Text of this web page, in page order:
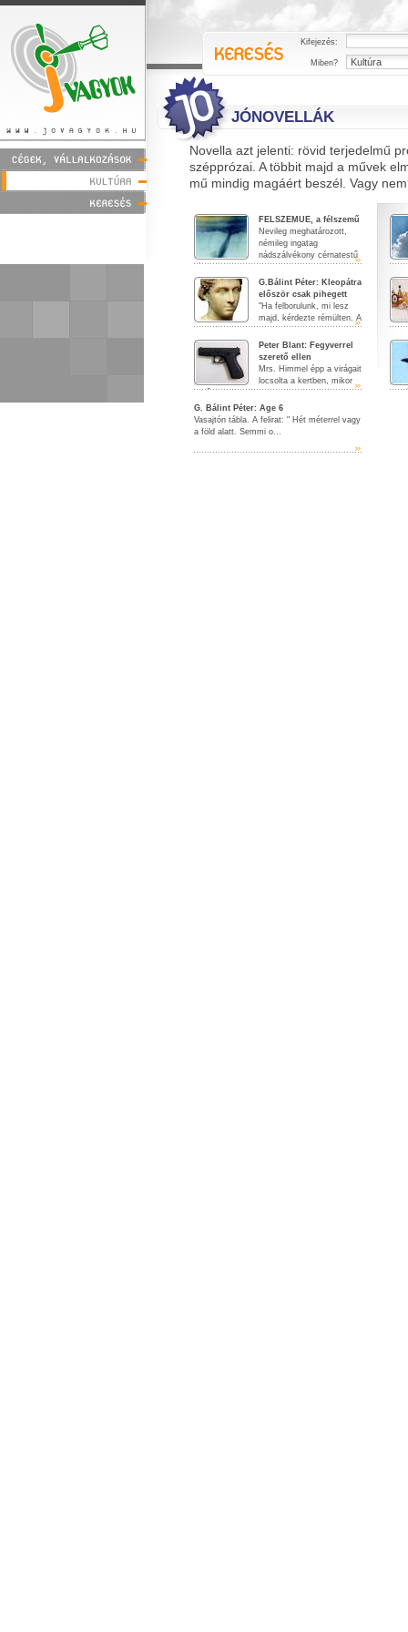
Kifejezés:
Miben?
JÓNOVELLÁK
Novella azt jelenti: rövid terjedelmű
szépprózai. A többit majd a művek
mű mindig magáért beszél. Vagy
FELSZEMUE, a félszemű
Nevileg meghatározott,
némileg ingatag
nádszálvékony cérnatestű
fér...
G.Bálint Péter: Kleopátra
először csak pihegett
"Ha felborulunk, mi lesz
majd, kérdezte rémülten. A
Mississippi ordi...
Peter Blant: Fegyverrel
szerető ellen
Mrs. Himmel épp a virágait
locsolta a kertben, mikor
feltűnt neki a be...
G. Bálint Péter: Age 6
Vasajtón tábla. A felirat: " Hét méterrel vagy
a föld alatt. Semmi o...